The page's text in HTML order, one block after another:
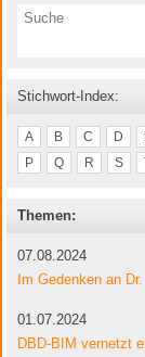
Stichwort-Index:
A B C D
P
Q R S
Themen:
07.08.2024
Im Gedenken an
01.07.2024
DBD-BIM vernetzt